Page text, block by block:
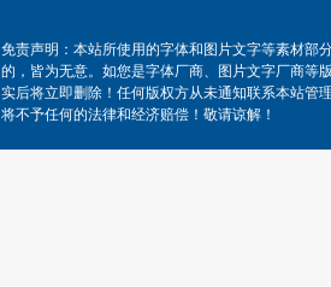
免责声明：本站所使用的字体和图片文字等素材部
的，皆为无意。如您是字体厂商、图片文字厂商等
实后将立即删除！任何版权方从未通知联系本站管
将不予任何的法律和经济赔偿！敬请谅解！